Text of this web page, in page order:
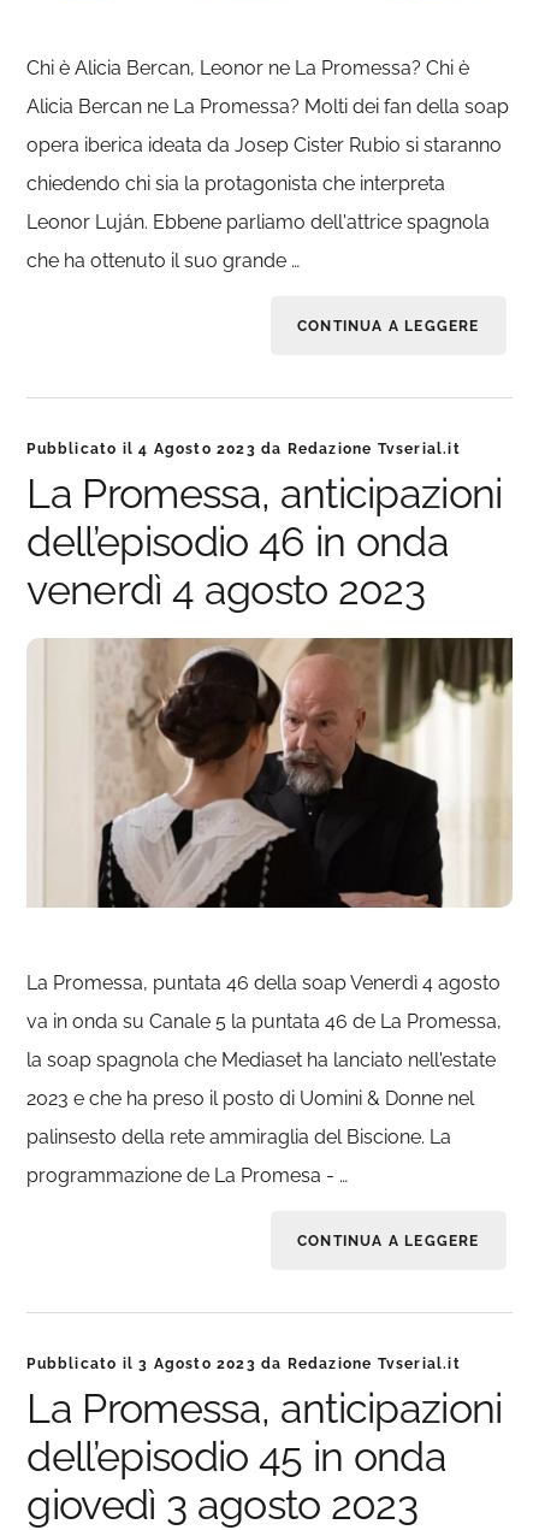
Chi è Alicia Bercan, Leonor ne La Promessa? Chi è
Alicia Bercan ne La Promessa? Molti dei fan della soap
opera iberica ideata da Josep Cister Rubio si staranno
chiedendo chi sia la protagonista che interpreta
Leonor Luján. Ebbene parliamo dell'attrice spagnola
che ha ottenuto il suo grande …
CONTINUA A LEGGERE
Pubblicato il4 Agosto 2023 da Redazione Tvserial.it
La Promessa, anticipazioni
dell’episodio 46 in onda
venerdì 4 agosto 2023
La Promessa, puntata 46 della soap Venerdì 4 agosto
va in onda su Canale 5 la puntata 46 de La Promessa,
la soap spagnola che Mediaset ha lanciato nell'estate
2023 e che ha preso il posto di Uomini & Donne nel
palinsesto della rete ammiraglia del Biscione. La
programmazione de La Promesa - …
CONTINUA A LEGGERE
Pubblicato il3 Agosto 2023 da Redazione Tvserial.it
La Promessa, anticipazioni
dell’episodio 45 in onda
giovedì 3 agosto 2023